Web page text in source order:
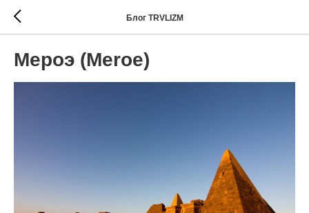
Блог TRVLIZM
Мероэ (Meroe)